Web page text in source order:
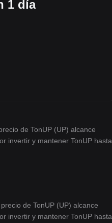
1 día
de TonUP (UP) alcance
invertir y mantener TonUP hasta
de TonUP (UP) alcance
invertir y mantener TonUP hasta